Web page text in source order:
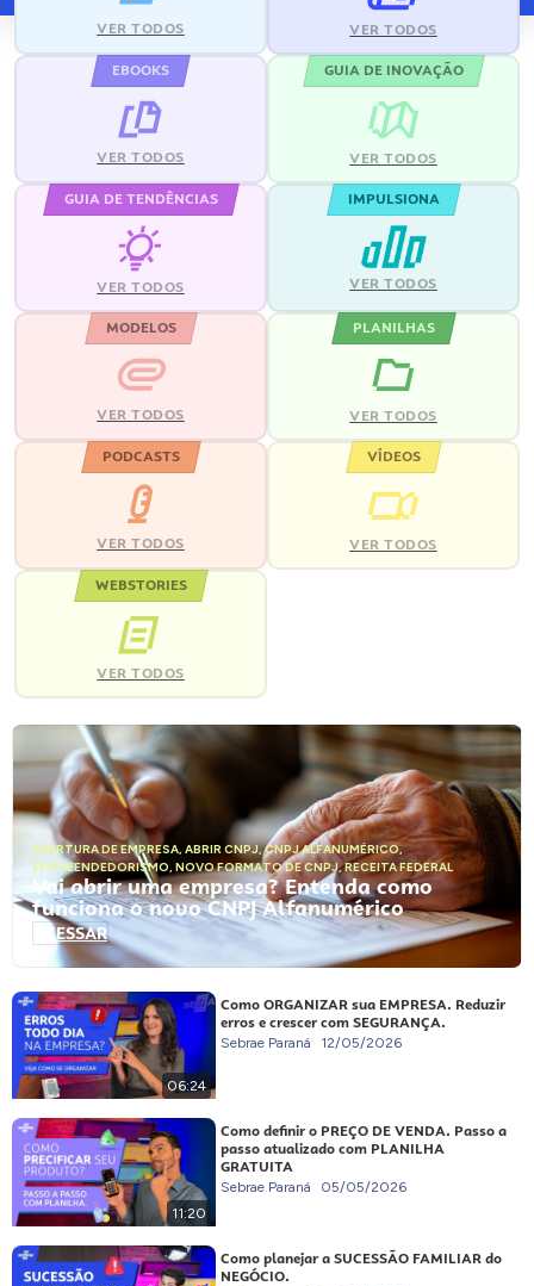
VER TODOS VER TODOS
EBOOKS
VER TODOS
GUIA DE INOVAÇÃO
VER TODOS
GUIA DE TENDÊNCIAS
VER TODOS
IMPULSIONA
VER TODOS
MODELOS
VER TODOS
PLANILHAS
VER TODOS
PODCASTS
VER TODOS
VÍDEOS
VER TODOS
WEBSTORIES
VER TODOS
ABERTURA DE EMPRESA, ABRIR CNPJ,CNPJ ALFANUMÉRICO,
EMPREENDEDORISMO, NOVO FORMATO DE CNPJ,RECEITA FEDERAL
Vai abrir uma empresa? Entenda como
funciona o novo CNPJ Alfanumérico
ACESSAR
06:24
Como ORGANIZAR sua EMPRESA. Reduzir
erros e crescer com SEGURANÇA.
Sebrae Paraná 12/05/2026
11:20
Como definir o PREÇO DE VENDA. Passo a
passo atualizado com PLANILHA
GRATUITA
Sebrae Paraná 05/05/2026
Como planejar a SUCESSÃO FAMILIAR do
NEGÓCIO.